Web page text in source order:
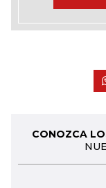
CONOZCA